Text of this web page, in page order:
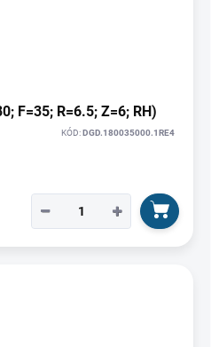
F=35; R=6.5; Z=6; RH)
KÓD:DGD.180035000.1RE4
+
−